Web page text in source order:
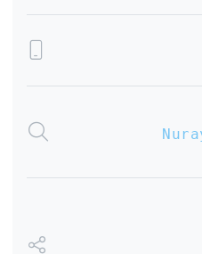
Waldgruppe Bullerbü, mit
Person, die mit ihrer
entspannte und
ist sehr persönlich und